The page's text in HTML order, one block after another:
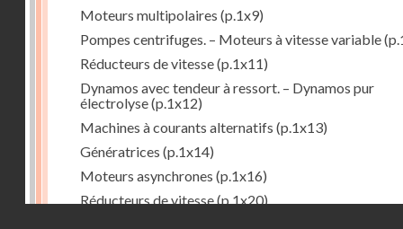
Moteurs multipolaires (p.1x9)
Pompes centrifuges. – Moteurs à vitesse variable
Réducteurs de vitesse(p.1x11)
Dynamos avec tendeur à ressort. – Dynamos pur
électrolyse(p.1x12)
Machines à courants alternatifs (p.1x13)
Génératrices (p.1x14)
Moteurs asynchrones (p.1x16)
Réducteurs de vitesse(p.1x20)